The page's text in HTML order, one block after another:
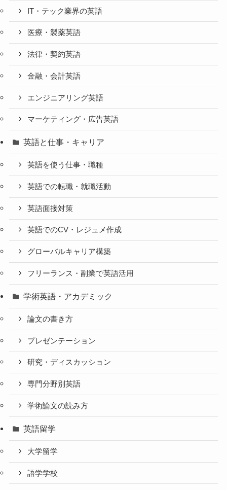
IT・テック業界の英語
医療・製薬英語
法律・契約英語
金融・会計英語
エンジニアリング英語
マーケティング・広告英語
英語と仕事・キャリア
英語を使う仕事・職種
英語での転職・就職活動
英語面接対策
英語でのCV・レジュメ作成
グローバルキャリア構築
フリーランス・副業で英語活用
学術英語・アカデミック
論文の書き方
プレゼンテーション
研究・ディスカッション
専門分野別英語
学術論文の読み方
英語留学
大学留学
語学学校